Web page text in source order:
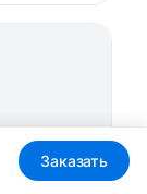
Заказать